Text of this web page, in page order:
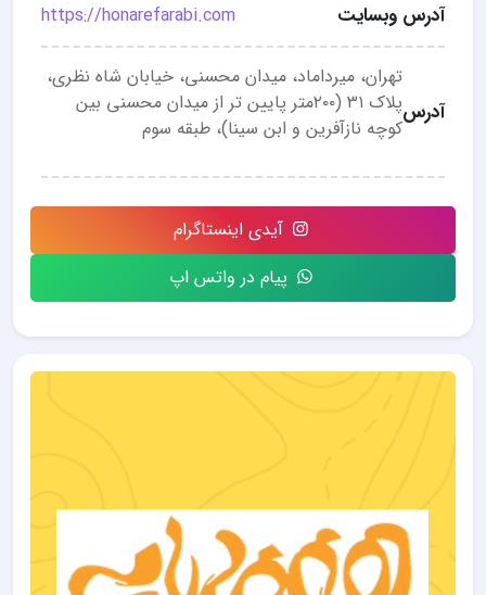
آدرس وبسایت https://honarefarabi.com
آدرس
تهران، میرداماد، میدان محسنی، خیابان شاه نظری،
پلاک ۳۱ (۲۰۰متر پایین تر از میدان محسنی بین
کوچه نازآفرین و ابن سینا)، طبقه سوم
آیدی اینستاگرام
پیام در واتس اپ